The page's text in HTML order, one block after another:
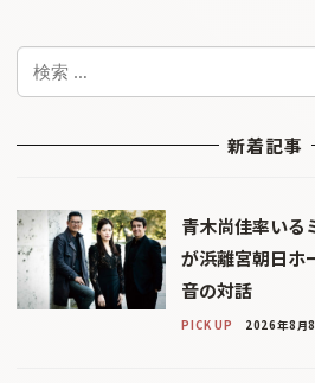
検
新着記事
青木尚佳率いる
が浜離宮朝日ホ
音の対話
PICK UP 2026年8月